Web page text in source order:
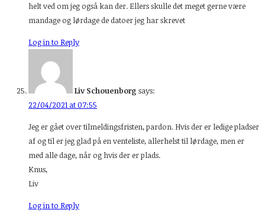
helt ved om jeg også kan der. Ellers skulle det meget gerne være
mandage og lørdage de datoer jeg har skrevet
Log in to Reply
Liv Schouenborg says:
22/04/2021 at 07:55
Jeg er gået over tilmeldingsfristen, pardon. Hvis der er ledige pladser
af og til er jeg glad på en venteliste, allerhelst til lørdage, men er
med alle dage, når og hvis der er plads.
Knus,
Liv
Log in to Reply